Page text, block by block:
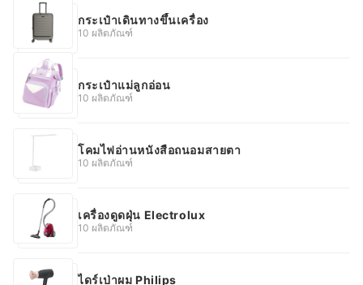
กระเป๋าเดินทางขึ้นเครื่อง
10 ผลิตภัณฑ์
กระเป๋าแม่ลูกอ่อน
10 ผลิตภัณฑ์
โคมไฟอ่านหนังสือถนอมสายตา
10 ผลิตภัณฑ์
เครื่องดูดฝุ่น Electrolux
10 ผลิตภัณฑ์
ไดร์เป่าผม Philips